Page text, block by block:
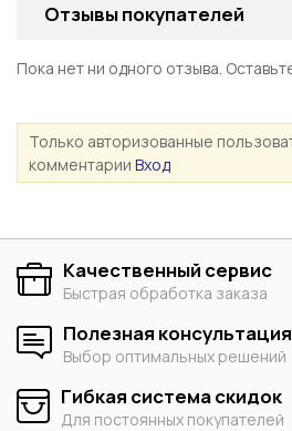
Отзывы покупателей
Пока нет ни одного отзыва.
Только авторизованные
комментарии Вход
Качественный сервис
Быстрая обработка заказа
Полезная консультация
Выбор оптимальных решений
Гибкая система скидок
Для постоянных покупателей